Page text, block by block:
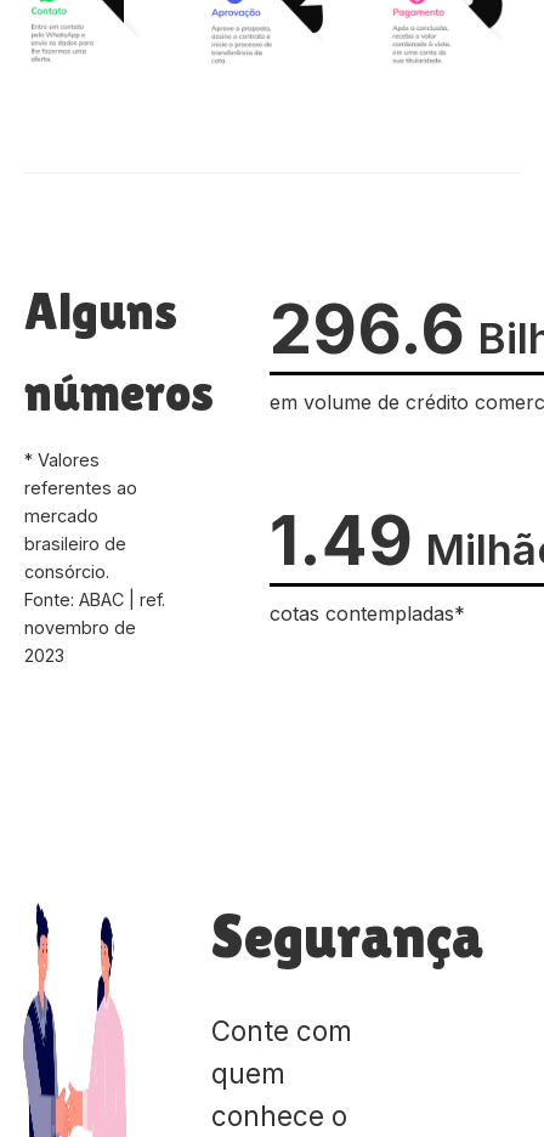
Alguns
números
* Valores
referentes ao
mercado
brasileiro de
consórcio.
Fonte: ABAC | ref.
novembro de
2023
296.6
em volume de crédito
1.49
cotas contempladas*
Segurança
Conte com
quem
conhece o